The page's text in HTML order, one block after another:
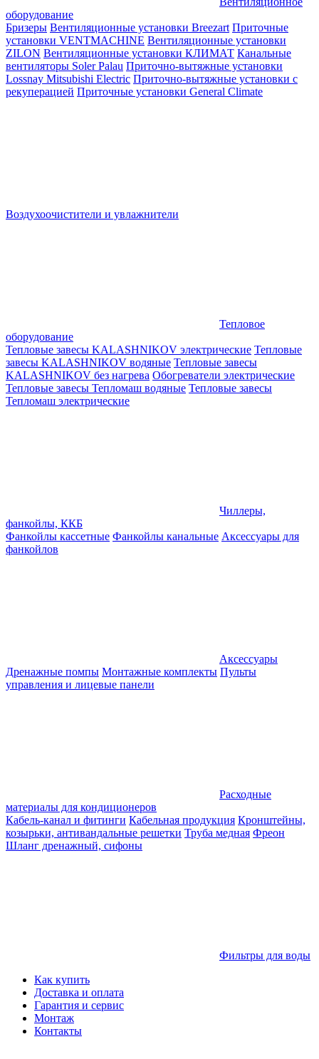
оборудование
Бризеры Вентиляционные установки Breezart Приточные
установки VENTMACHINE Вентиляционные установки
ZILON Вентиляционные установки КЛИМАТ Канальные
вентиляторы Soler Palau Приточно-вытяжные установки
Lossnay Mitsubishi Electric Приточно-вытяжные установки с
рекуперацией Приточные установки General Climate
Воздухоочистители и увлажнители
Тепловое
оборудование
Тепловые завесы KALASHNIKOV электрические Тепловые
завесы KALASHNIKOV водяные Тепловые завесы
KALASHNIKOV без нагрева Обогреватели электрические
Тепловые завесы Тепломаш водяные Тепловые завесы
Тепломаш электрические
Чиллеры,
фанкойлы, ККБ
Фанкойлы кассетные Фанкойлы канальные Аксессуары для
фанкойлов
Аксессуары
Дренажные помпы Монтажные комплекты Пульты
управления и лицевые панели
Расходные
материалы для кондиционеров
Кабель-канал и фитинги Кабельная продукция Кронштейны,
козырьки, антивандальные решетки Труба медная Фреон
Шланг дренажный, сифоны
Фильтры для воды
Как купить
Доставка и оплата
Гарантия и сервис
Монтаж
Контакты